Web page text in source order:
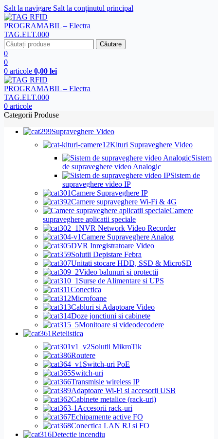
Salt la navigare Salt la conținutul principal
Căutare
0
0
0 articole 0,00 lei
0 articole
Categorii Produse
Supraveghere Video
Kituri Supraveghere Video
Sistem
de supraveghere video Analogic
Sistem de
supraveghere video IP
Camere Supraveghere IP
Camere supraveghere Wi-Fi & 4G
Camere
supraveghere aplicatii speciale
NVR Network Video Recorder
Camere Supraveghere Analog
DVR Inregistratoare Video
Solutii Depistare Febra
Unitati stocare HDD, SSD & MicroSD
Video balunuri si protectii
Surse de Alimentare si UPS
Conectica
Microfoane
Cabluri si Adaptoare Video
Doze jonctiuni si cabinete
Monitoare si videodecodere
Retelistica
Solutii MikroTik
Routere
Switch-uri PoE
Switch-uri
Transmisie wireless IP
Adaptoare Wi-Fi si accesorii USB
Cabinete metalice (rack-uri)
Accesorii rack-uri
Echipamente active FO
Conectica LAN RJ si FO
Detectie incendiu